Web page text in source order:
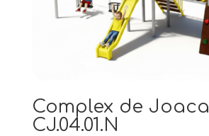
Complex de Joaca
CJ.04.01.N